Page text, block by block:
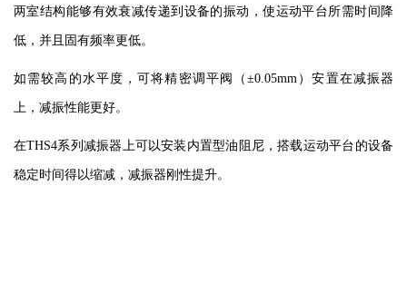
两室结构能够有效衰减传递到设备的振动，使运动平台所需时间降
低，并且固有频率更低。
如需较高的水平度，可将精密调平阀（±0.05mm）安置在减振器
上，减振性能更好。
在THS4系列减振器上可以安装内置型油阻尼，搭载运动平台的设备
稳定时间得以缩减，减振器刚性提升。